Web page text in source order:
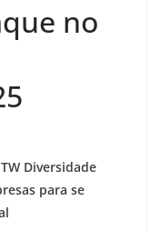
no
Diversidade
para se